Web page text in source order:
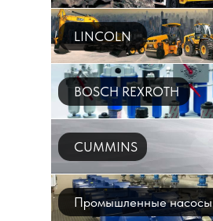
LINCOLN
BOSCH REXROTH
CUMMINS
Промышленные насосы